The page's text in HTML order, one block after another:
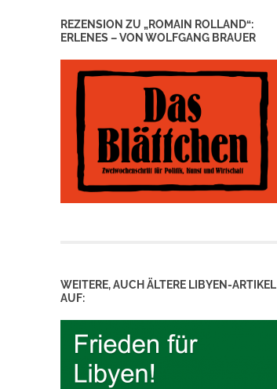
REZENSION ZU „ROMAIN ROLLAND“:
ERLENES – VON WOLFGANG BRAUER
WEITERE, AUCH ÄLTERE LIBYEN-ARTIKEL
AUF: